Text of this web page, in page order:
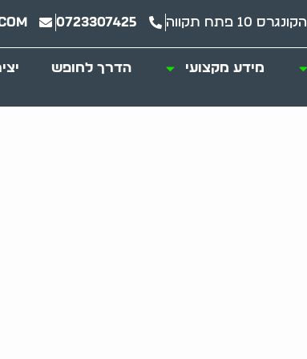
הקונגרס 10 פתח תקווה 0723307425
מידע מקצועי הדרך לחופש